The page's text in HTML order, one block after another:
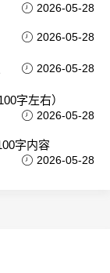
2026-05-28
2026-05-28
2026-05-28
字左右）
2026-05-28
字内容
2026-05-28